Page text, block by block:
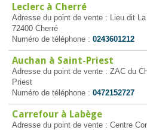
Leclerc à Cherré
Adresse du point de vente : Lieu dit
72400 Cherré
Numéro de téléphone : 0243601212
Auchan à Saint-Priest
Adresse du point de vente : ZAC du
Priest
Numéro de téléphone : 0472152727
Carrefour à Labège
Adresse du point de vente : Centre